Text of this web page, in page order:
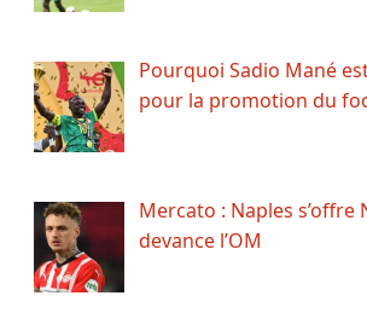
Pourquoi Sadio Mané
pour la promotion du
Mercato : Naples s’offre
devance l’OM